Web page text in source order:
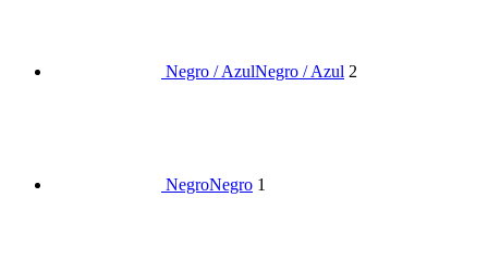
Negro / AzulNegro / Azul 2
NegroNegro 1